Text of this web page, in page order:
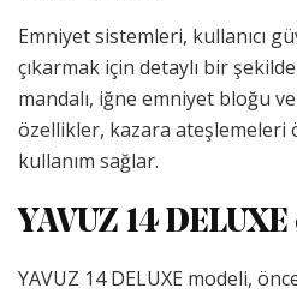
Emniyet sistemleri, kullanıcı
çıkarmak için detaylı bir
mandalı, iğne emniyet bloğu
özellikler, kazara ateşlemeleri
kullanım sağlar.
YAVUZ 14
YAVUZ 14 DELUXE modeli,